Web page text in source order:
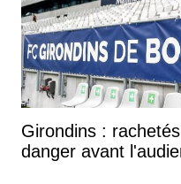
Girondins :
danger avant